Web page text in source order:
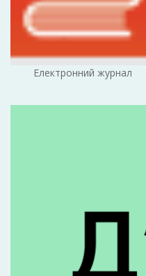
Електронний журнал